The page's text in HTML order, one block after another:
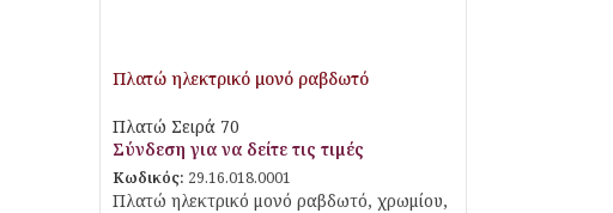
Πλατώ ηλεκτρικό μονό ραβδωτό
Πλατώ Σειρά 70
Σύνδεση για να δείτε τις τιμές
Κωδικός: 29.16.018.0001
Πλατώ ηλεκτρικό μονό ραβδωτό, χρωμίου,